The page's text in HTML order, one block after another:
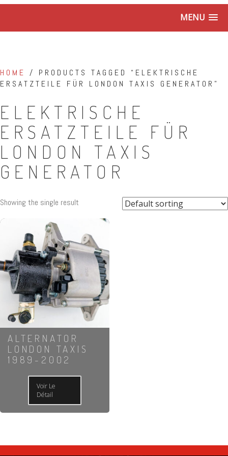
MENU
HOME / PRODUCTS TAGGED “ELEKTRISCHE
ERSATZTEILE FÜR LONDON TAXIS GENERATOR”
ELEKTRISCHE
ERSATZTEILE FÜR
LONDON TAXIS
GENERATOR
Showing the single result
ALTERNATOR
LONDON TAXIS
1989-2002
Voir Le
Détail